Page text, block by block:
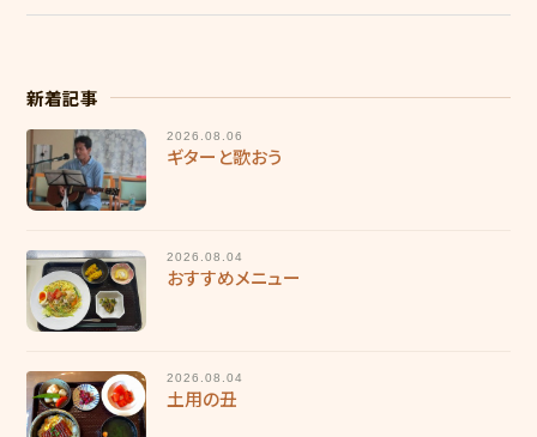
採用情報
慶成会で働きたい方へ
新卒求人情報
募集要項
輝き★職員インタビュー
輝き★職員インタビュー【介護職】Vol.2
新着記事
2026.08.06
ギターと歌おう
2026.08.04
おすすめメニュー
2026.08.04
土用の丑